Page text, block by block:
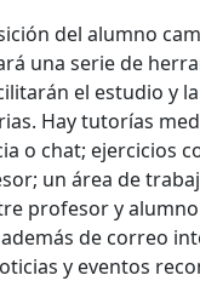
del alumno
una serie de
el estudio y
Hay tutorías
o chat; ejercicios
un área de
profesor y
de correo
y eventos